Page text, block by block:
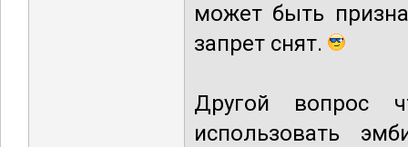
может быть
запрет снят.
Другой вопрос
использовать